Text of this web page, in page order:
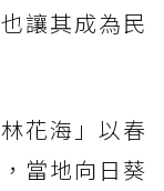
讓其成為民
花海」以春
當地向日葵